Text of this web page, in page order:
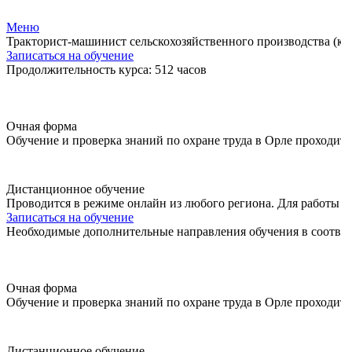
Меню
Тракторист-машинист сельскохозяйственного производства
Записаться на обучение
Продолжительность курса: 512 часов
Очная форма
Обучение и проверка знаний по охране труда в Орле
Дистанционное обучение
Проводится в режиме онлайн из любого региона. Для
Записаться на обучение
Необходимые дополнительные направления обучения в
Очная форма
Обучение и проверка знаний по охране труда в Орле